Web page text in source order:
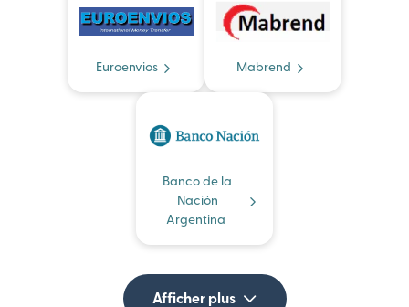
Euroenvios Mabrend
Banco de la
Nación
Argentina
Afficher plus